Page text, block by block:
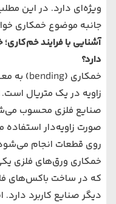
ویژه‌ای دارد. در این
جانبه موضوع خمکاری
آشنایی با فرایند
دارد؟
خمکاری (bending) به
زاویه در یک متریال
صنایع فلزی محسوب
صورت زاویه‌دار
روی قطعات انجام
خمکاری ورق‌های فلزی
که در ساخت باکس‌های
دیگر صنایع کاربرد